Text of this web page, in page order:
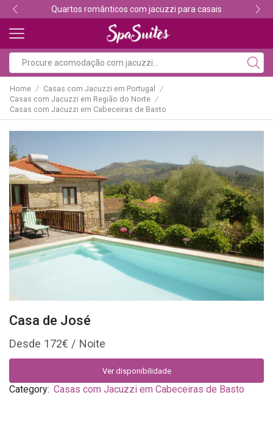
Descubra os melhores alojamentos com jacuzzi
Home / Casas com Jacuzzi em Portugal /
Casas com Jacuzzi em Região do Norte /
Casas com Jacuzzi em Cabeceiras de Basto
Casa de José
172€
Ver disponibilidade
Category: Casas com Jacuzzi em Cabeceiras de Basto